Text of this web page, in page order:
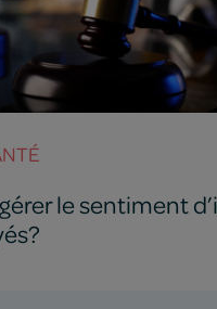
le sentiment